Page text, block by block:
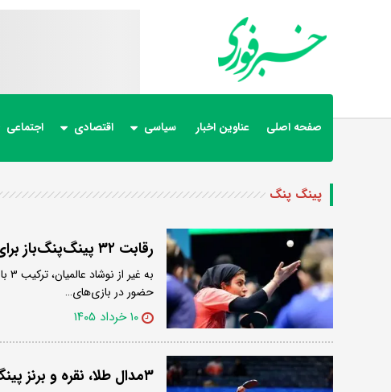
صفحه اصلی عناوین اخبار سیاسی اقتصادی اجتماعی
پینگ پنگ
رقابت ۳۲ پینگ‌پنگ‌باز برای تعیین ۵ مسافر ناگویا/ کاپیتان هم هست
حضور در بازی‌های…
۱۰ خرداد ۱۴۰۵
۳مدال طلا، نقره و برنز پینگ‌پنگ ایران در مسابقات زیر ۱۷ سال عربستان